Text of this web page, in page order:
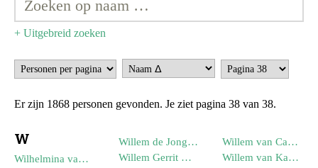
+ Uitgebreid zoeken
Er zijn 1868 personen gevonden. Je ziet pagina 38 van 38.
W
Wilhelmina van Dijk (209.) (05-11-1949)
Willem de Jong (198.)
Willem Gerrit Kampenhout (365.) (05-11-1990)
Willem van Campenhout/Wespelaer alias Van Overbeke (1233.) (--1085)
Willem van Kampenhout (315.) (02-09-1957)